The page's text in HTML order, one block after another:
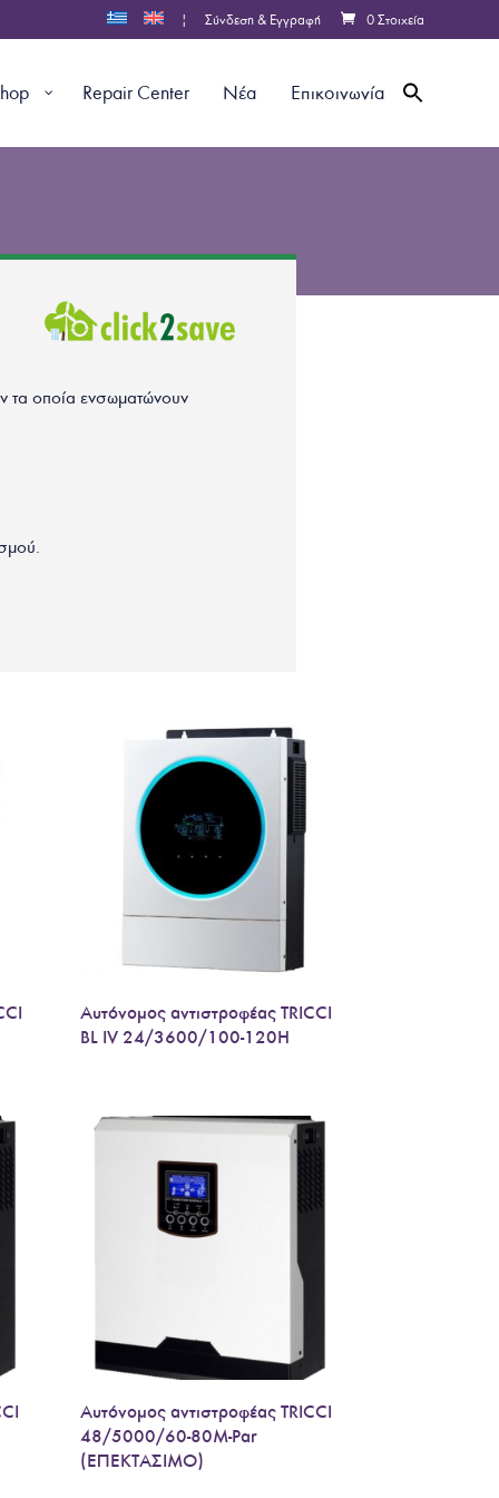
| Σύνδεση & Εγγραφή 0 Στοιχεία
Repair Center Νέα Επικοινωνία
τα οποία ενσωματώνουν
Αυτόνομος αντιστροφέας TRICCI
BL IV 24/3600/100-120H
Αυτόνομος αντιστροφέας TRICCI
48/5000/60-80M-Par
(ΕΠΕΚΤΑΣΙΜΟ)